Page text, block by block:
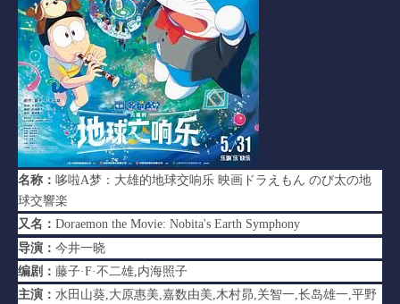
名称： 哆啦A梦：大雄的地球交响乐 映画ドラえもん のび太の地
球交響楽
又名： Doraemon the Movie: Nobita's Earth Symphony
导演： 今井一晓
编剧： 藤子·F·不二雄,内海照子
主演： 水田山葵,大原惠美,嘉数由美,木村昴,关智一,长岛雄一,平野